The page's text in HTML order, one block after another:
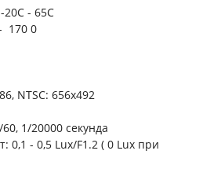
20С - 65С
170 0
NTSC: 656x492
1/20000 секунда
0,1 - 0,5 Lux/F1.2 ( 0 Lux при